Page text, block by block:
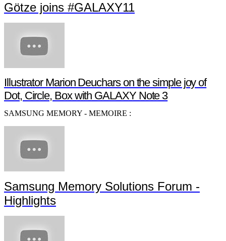
Götze joins #GALAXY11
Illustrator Marion Deuchars on the simple joy of
Dot, Circle, Box with GALAXY Note 3
SAMSUNG MEMORY - MEMOIRE :
Samsung Memory Solutions Forum -
Highlights